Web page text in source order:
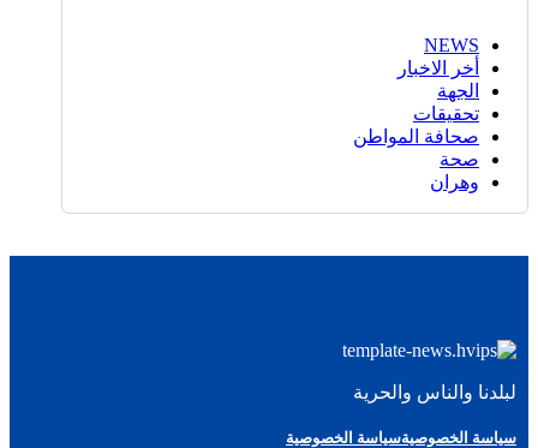
NEWS
أخر الاخبار
الجهة
تحقيقات
صحافة المواطن
صحة
وهران
لبلدنا والناس والحرية
سياسة الخصوصيةسياسة الخصوصية